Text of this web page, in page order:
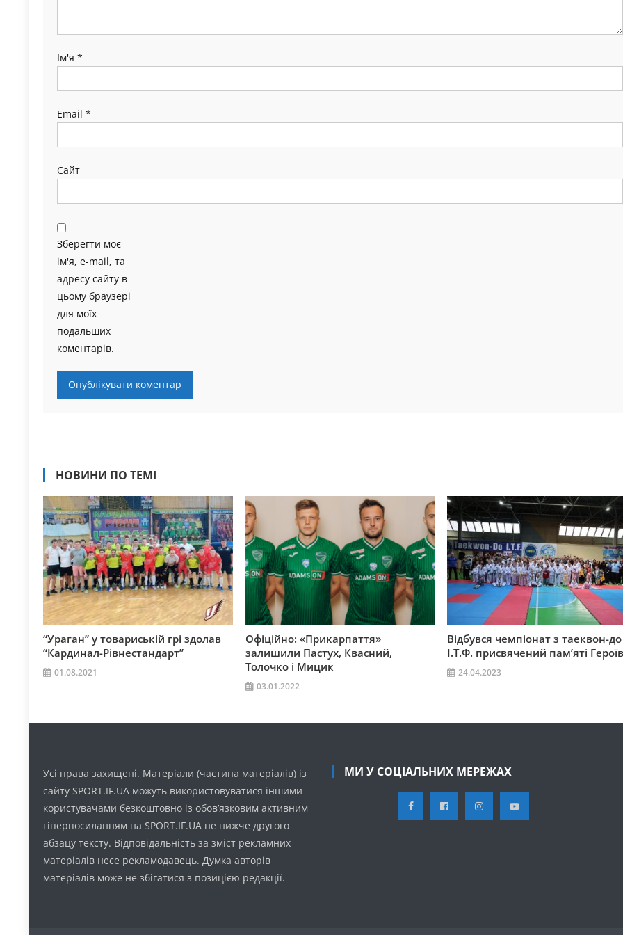
Ім'я *
Email *
Сайт
Зберегти моє
ім'я, e-mail, та
адресу сайту в
цьому браузері
для моїх
подальших
коментарів.
НОВИНИ ПО ТЕМІ
“Ураган” у товариській грі здолав
“Кардинал-Рівнестандарт”
01.08.2021
Офіційно: «Прикарпаття»
залишили Пастух, Квасний,
Толочко і Мицик
03.01.2022
Відбувся чемпіонат з таеквон-до
І.Т.Ф. присвячений пам’яті Героїв
24.04.2023
Усі права захищені. Матеріали (частина матеріалів) із
сайту SPORT.IF.UA можуть використовуватися іншими
користувачами безкоштовно із обов’язковим активним
гіперпосиланням на SPORT.IF.UA не нижче другого
абзацу тексту. Відповідальність за зміст рекламних
матеріалів несе рекламодавець. Думка авторів
матеріалів може не збігатися з позицією редакції.
МИ У СОЦІАЛЬНИХ МЕРЕЖАХ